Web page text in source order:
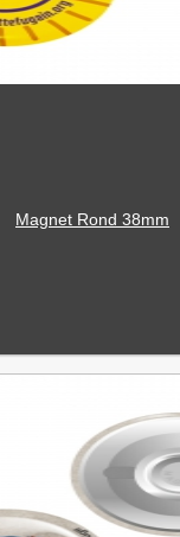
Magnet Rond 38mm